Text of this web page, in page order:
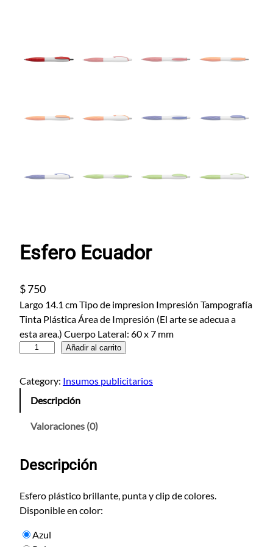
Esfero Ecuador
$750
Largo 14.1 cm Tipo de impresion Impresión Tampografía
Tinta Plástica Área de Impresión (El arte se adecua a
esta area.) Cuerpo Lateral: 60 x 7 mm
f
e
u
d
o
c
Añadir al carrito
Category: Insumos publicitarios
Descripción
Valoraciones (0)
Descripción
Esfero plástico brillante, punta y clip de colores.
Disponible en color:
Azul